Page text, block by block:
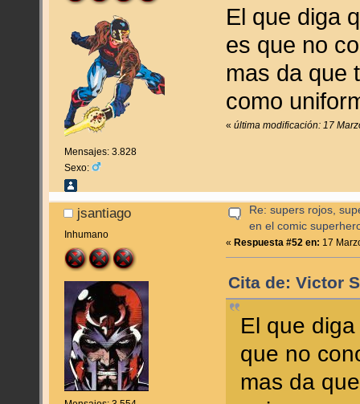
Mensajes: 3.828
Sexo:
El que diga
es que no
mas da que
como
«última modificación: 17
jsantiago
Inhumano
Re: supers rojos,
en el comic
« Respuesta #52 en: 17
Cita de: Victor
El que
que no
mas da